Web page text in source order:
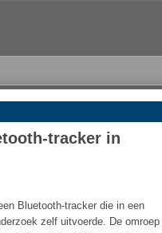
tracker in
Bluetooth-tracker die in een
zelf uitvoerde. De omroep